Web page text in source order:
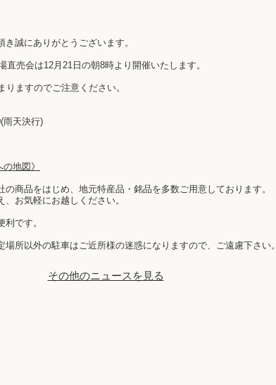
誠にありがとうございます。
売会は12月21日の朝8時より開催いたします。
ますのでご注意ください。
雨天決行)
の地図》
商品をはじめ、地元特産品・銘品を多数ご用意しております。
お気軽にお越しください。
です。
所以外の駐車はご近所様の迷惑になりますので、ご遠慮下さい。
その他のニュースを見る